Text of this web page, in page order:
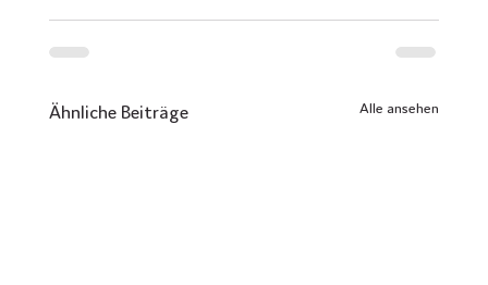
Ähnliche Beiträge Alle ansehen